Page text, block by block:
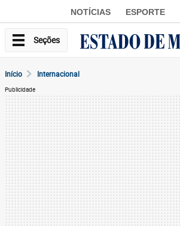
NOTÍCIAS ESPORTE
Seções
Início Internacional
Publicidade